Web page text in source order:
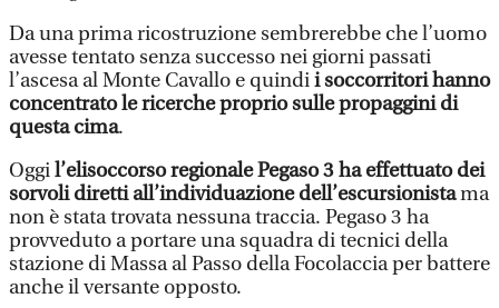
Da una prima ricostruzione sembrerebbe che l’uomo
avesse tentato senza successo nei giorni passati
l’ascesa al Monte Cavallo e quindii soccorritori hanno
concentrato le ricerche proprio sulle propaggini di
questa cima.
Oggil’elisoccorso regionale Pegaso 3 ha effettuato dei
sorvoli diretti all’individuazione dell’escursionistama
non è stata trovata nessuna traccia. Pegaso 3 ha
provveduto a portare una squadra di tecnici della
stazione di Massa al Passo della Focolaccia per battere
anche il versante opposto.